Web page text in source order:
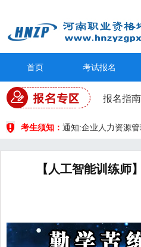
首页 考试报名
报名指南
考生须知： 通知:企业人力资源
【人工智能训练